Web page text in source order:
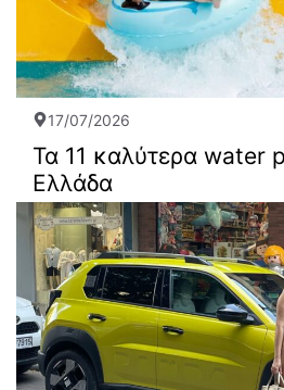
17/07/2026
Τα 11 καλύτερα water
Ελλάδα